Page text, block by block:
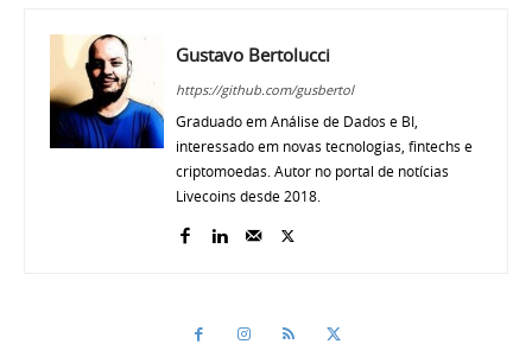
Gustavo Bertolucci
https://github.com/gusbertol
Graduado em Análise de Dados e BI,
interessado em novas tecnologias, fintechs e
criptomoedas. Autor no portal de notícias
Livecoins desde 2018.